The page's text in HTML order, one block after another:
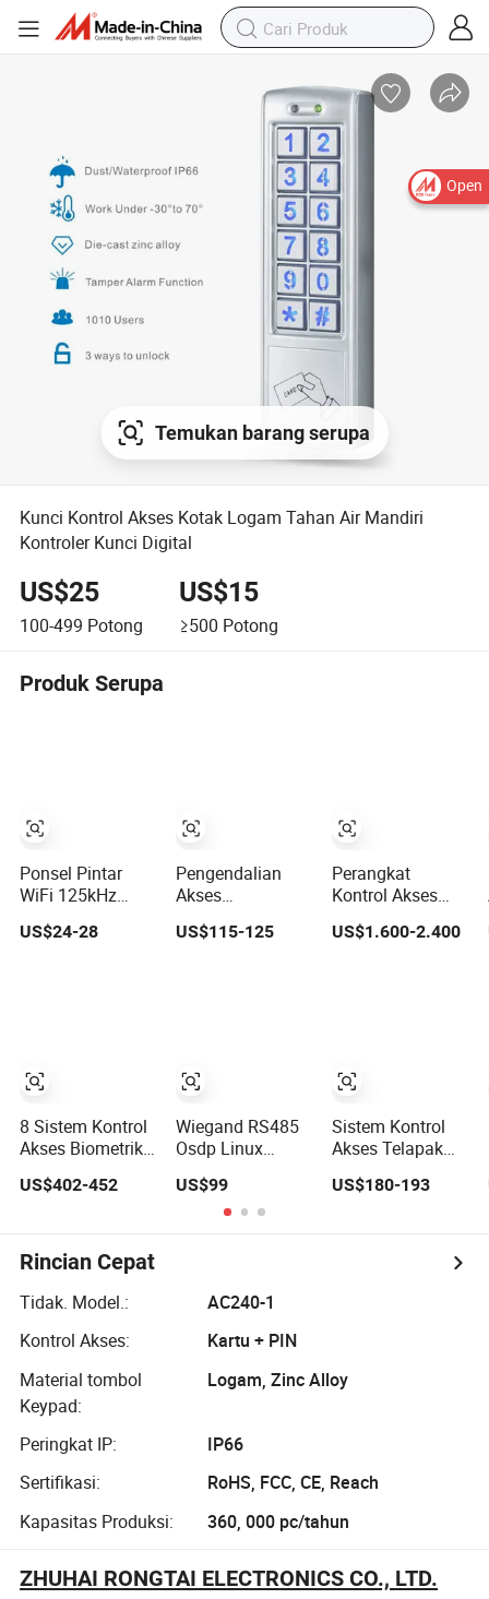
Open
Temukan barang serupa
Kunci Kontrol Akses Kotak Logam Tahan Air Mandiri
Kontroler Kunci Digital
US$25
100-499 Potong
US$15
≥500 Potong
Produk Serupa
Ponsel Pintar
WiFi 125kHz
Kartu ID
13.56MHz
Mandiri Kontrol
Akses Pintu RFID
dengan Sistem
US$24-28
8 Sistem Kontrol
Akses Biometrik
Kartu dengan
Ramah
Pengguna
Pengenalan
Jari, untuk
di Sekolah
US$402-452
Pengendalian
Akses
Pengenalan
Wajah Dinamis
US$115-125
Wiegand RS485
Osdp Linux
13.56MHz
125kHz Pembaca
Kontrol Akses
Aplikasi Seluler
US$99
Perangkat
Kontrol Akses
Pengenalan Iris
dan Wajah
US$1.600-2.400
Sistem Kontrol
Akses Telapak
Perangkat Lunak
US$180-193
Rincian Cepat
Tidak. Model.:
AC240-1
Kontrol Akses:
Kartu + PIN
Material tombol
Keypad:
Logam, Zinc Alloy
Peringkat IP:
IP66
Sertifikasi:
RoHS, FCC, CE, Reach
Kapasitas Produksi:
360, 000 pc/tahun
ZHUHAI RONGTAI ELECTRONICS CO., LTD.